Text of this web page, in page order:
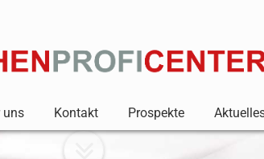
uns Kontakt Prospekte